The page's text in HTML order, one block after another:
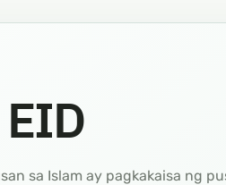
sa Islam ay pagkakaisa ng